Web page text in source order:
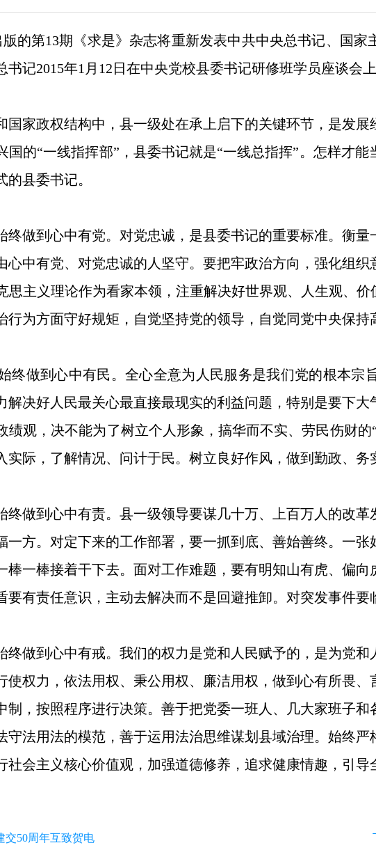
的第13期《求是》杂志将重新发表中共中央总书记、国家
记2015年1月12日在中央党校县委书记研修班学员座谈会上
国家政权结构中，县一级处在承上启下的关键环节，是发
的“一线指挥部”，县委书记就是“一线总指挥”。怎样才
县委书记。
做到心中有党。对党忠诚，是县委书记的重要标准。衡量
中有党、对党忠诚的人坚守。要把牢政治方向，强化组
主义理论作为看家本领，注重解决好世界观、人生观、
为方面守好规矩，自觉坚持党的领导，自觉同党中央保持
终做到心中有民。全心全意为人民服务是我们党的根本宗
决好人民最关心最直接最现实的利益问题，特别是要下
观，决不能为了树立个人形象，搞华而不实、劳民伤财
际，了解情况、问计于民。树立良好作风，做到勤政、务
终做到心中有责。县一级领导要谋几十万、上百万人的改
一方。对定下来的工作部署，要一抓到底、善始善终。一
棒一棒接着干下去。面对工作难题，要有明知山有虎、偏
有责任意识，主动去解决而不是回避推卸。对突发事件要
终做到心中有戒。我们的权力是党和人民赋予的，是为党
权力，依法用权、秉公用权、廉洁用权，做到心有所畏
，按照程序进行决策。善于把党委一班人、几大家班子和
守法用法的模范，善于运用法治思维谋划县域治理。始终
会主义核心价值观，加强道德修养，追求健康情趣，引导
交50周年互致贺电